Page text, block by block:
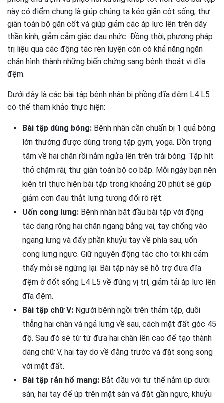
này có điểm chung là giúp chúng ta kéo giãn cột sống, thư
giãn toàn bộ gân cốt và giúp giảm các áp lực lên trên dây
thần kinh, giảm cảm giác đau nhức. Đồng thời, phương pháp
trị liệu qua các động tác rèn luyện còn có khả năng ngăn
chặn hình thành những biến chứng sang bệnh thoát vị đĩa
đệm.
Dưới đây là các bài tập bệnh nhân bị phồng đĩa đệm L4 L5
có thể tham khảo thực hiện:
Bài tập dùng bóng: Bệnh nhân cần chuẩn bị 1 quả bóng
lớn thường được dùng trong tập gym, yoga. Dồn trọng
tâm về hai chân rồi nằm ngửa lên trên trái bóng. Tập hít
thở chậm rãi, thư giãn toàn bộ cơ bắp. Mỗi ngày bạn nên
kiên trì thực hiện bài tập trong khoảng 20 phút sẽ giúp
giảm cơn đau thắt lưng tương đối rõ rệt.
Uốn cong lưng: Bệnh nhân bắt đầu bài tập với động
tác dang rộng hai chân ngang bằng vai, tay chống vào
ngang lưng và đẩy phần khuỷu tay về phía sau, uốn
cong lưng ngực. Giữ nguyên động tác cho tới khi cảm
thấy mỏi sẽ ngừng lại. Bài tập này sẽ hỗ trợ đưa đĩa
đệm ở đốt sống L4 L5 về đúng vị trí, giảm tải áp lực lên
đĩa đệm.
Bài tập chữ V: Người bệnh ngồi trên thảm tập, duỗi
thẳng hai chân và ngả lưng về sau, cách mặt đất góc 45
độ. Sau đó sẽ từ từ đưa hai chân lên cao để tạo thành
dáng chữ V, hai tay dơ về đằng trước và đặt song song
với mặt đất.
Bài tập rắn hổ mang: Bắt đầu với tư thế nằm úp dưới
sàn, hai tay để úp trên mặt sàn và đặt gần ngực, khuỷu